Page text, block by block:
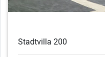
Stadtvilla 200